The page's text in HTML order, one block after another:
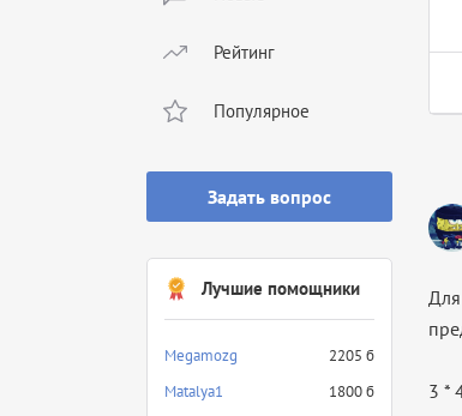
Рейтинг
Популярное
Задать вопрос
Лучшие помощники
Megamozg
2205 б
Matalya1
1800 б
3 *